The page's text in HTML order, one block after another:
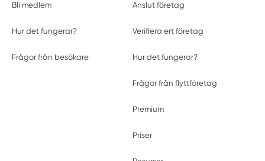
Bli medlem
Hur det fungerar?
Frågor från besökare
Anslut företag
Verifiera ert företag
Hur det fungerar?
Frågor från flyttföretag
Premium
Priser